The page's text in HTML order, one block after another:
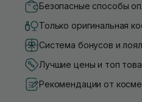
Безопасные способы
Только оригинальная
Система бонусов и
Лучшие цены и топ
Рекомендации от